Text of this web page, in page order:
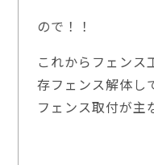
ので！！
これからフェンス
存フェンス解体し
フェンス取付が主